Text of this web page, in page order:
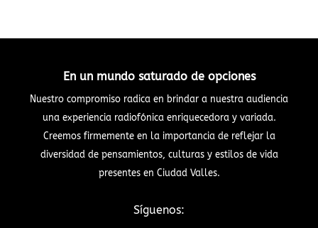
En un mundo saturado de opciones
Nuestro compromiso radica en brindar a nuestra audiencia
una experiencia radiofónica enriquecedora y variada.
Creemos firmemente en la importancia de reflejar la
diversidad de pensamientos, culturas y estilos de vida
presentes en Ciudad Valles.
Síguenos: